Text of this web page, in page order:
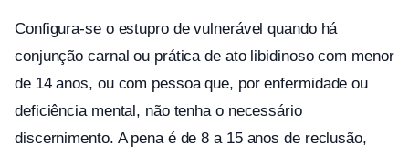
Configura-se o estupro de vulnerável quando há
conjunção carnal ou prática de ato libidinoso com menor
de 14 anos, ou com pessoa que, por enfermidade ou
deficiência mental, não tenha o necessário
discernimento. A pena é de 8 a 15 anos de reclusão,